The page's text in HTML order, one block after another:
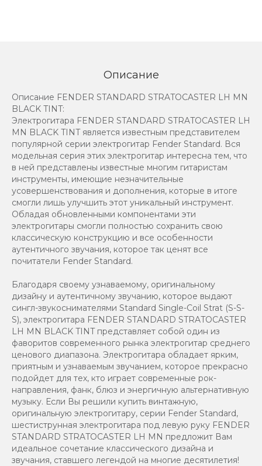
Описание
Описание FENDER STANDARD STRATOCASTER LH MN
BLACK TINT:
Электрогитара FENDER STANDARD STRATOCASTER LH
MN BLACK TINT является известным представителем
популярной серии электрогитар Fender Standard. Вся
модельная серия этих электрогитар интересна тем, что
в ней представлены известные многим гитаристам
инструменты, имеющие незначительные
усовершенствования и дополнения, которые в итоге
смогли лишь улучшить этот уникальный инструмент.
Обладая обновленными компонентами эти
электрогитары смогли полностью сохранить свою
классическую конструкцию и все особенности
аутентичного звучания, которое так ценят все
почитатели Fender Standard.
Благодаря своему узнаваемому, оригинальному
дизайну и аутентичному звучанию, которое выдают
сингл-звукоснимателями Standard Single-Coil Strat (S-S-
S), электрогитара FENDER STANDARD STRATOCASTER
LH MN BLACK TINT представляет собой один из
фаворитов современного рынка электрогитар среднего
ценового диапазона. Электрогитара обладает ярким,
приятным и узнаваемым звучанием, которое прекрасно
подойдет для тех, кто играет современные рок-
направления, фанк, блюз и энергичную альтернативную
музыку. Если Вы решили купить винтажную,
оригинальную электрогитару, серии Fender Standard,
шестиструнная электрогитара под левую руку FENDER
STANDARD STRATOCASTER LH MN предложит Вам
идеальное сочетание классического дизайна и
звучания, ставшего легендой на многие десятилетия!